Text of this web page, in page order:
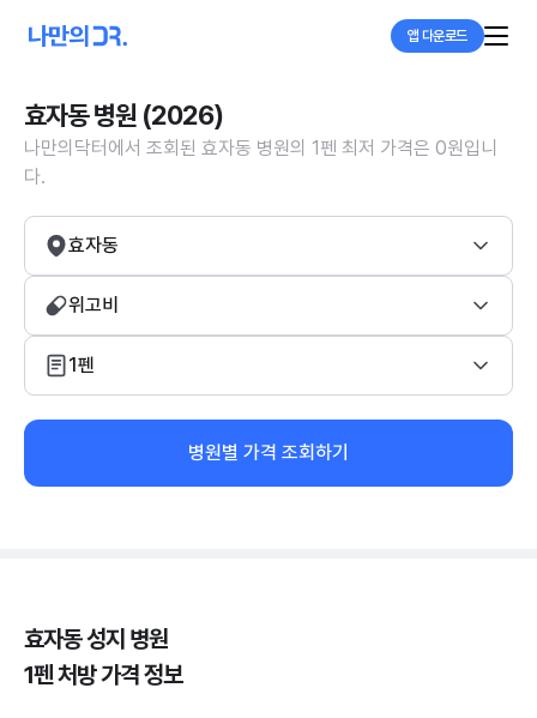
앱 다운로드
효자동 병원 (2026)
나만의닥터에서 조회된 효자동 병원의 1펜 최저 가격은 0원입니
다.
효자동
위고비
1펜
병원별 가격 조회하기
효자동 성지 병원
1펜 처방 가격 정보